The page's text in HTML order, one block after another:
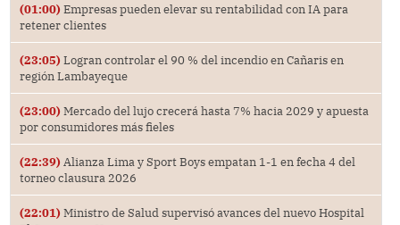
(01:00) Empresas pueden elevar su rentabilidad con IA para
retener clientes
(23:05) Logran controlar el 90 % del incendio en Cañaris en
región Lambayeque
(23:00) Mercado del lujo crecerá hasta 7% hacia 2029 y apuesta
por consumidores más fieles
(22:39) Alianza Lima y Sport Boys empatan 1-1 en fecha 4 del
torneo clausura 2026
(22:01) Ministro de Salud supervisó avances del nuevo Hospital